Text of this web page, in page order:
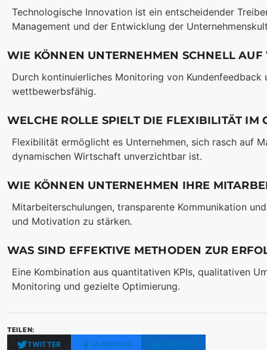
Technologische Innovation ist ein entscheidender
Management und der Entwicklung der
WIE KÖNNEN UNTERNEHMEN SCHNELL
Durch kontinuierliches Monitoring von
wettbewerbsfähig.
WELCHE ROLLE SPIELT DIE FLEXIBILITÄT IM
Flexibilität ermöglicht es Unternehmen, sich rasch auf
dynamischen Wirtschaft unverzichtbar ist.
WIE KÖNNEN UNTERNEHMEN IHRE
Mitarbeiterschulungen, transparente Kommunikation
und Motivation zu stärken.
WAS SIND EFFEKTIVE METHODEN ZUR
Eine Kombination aus quantitativen KPIs, qualitativen
Monitoring und gezielte Optimierung.
TEILEN:
TWITTER FACEBOOK